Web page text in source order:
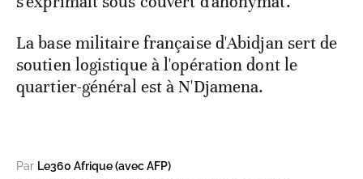
La base militaire française d'Abidjan sert de
soutien logistique à l'opération dont le
quartier-général est à N'Djamena.
Par Le360 Afrique (avec AFP)